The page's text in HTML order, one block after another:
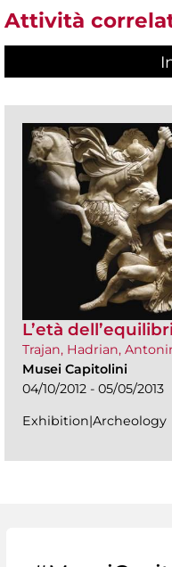
Attività
L’età
Trajan, Hadrian,
Musei Capitolini
04/10/2012 - 05/05/2013
Exhibition|Archeology